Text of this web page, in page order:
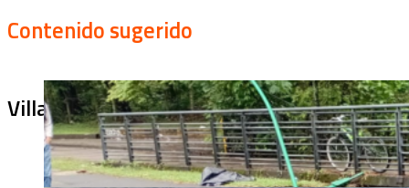
Contenido sugerido
Villa Julia no puede tapar el problema: